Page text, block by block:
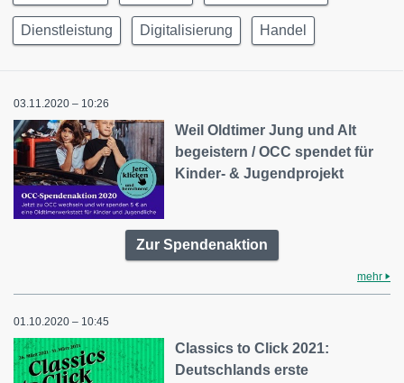
Dienstleistung Digitalisierung Handel
03.11.2020 – 10:26
Weil Oldtimer Jung und Alt
begeistern / OCC spendet für
Kinder- & Jugendprojekt
Zur Spendenaktion
mehr
01.10.2020 – 10:45
Classics to Click 2021:
Deutschlands erste